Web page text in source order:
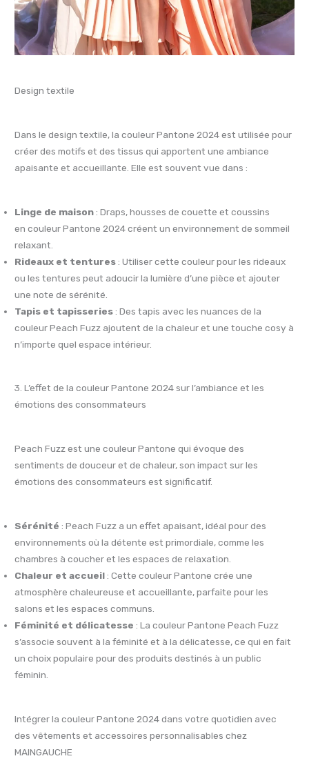
Design textile
Dans le design textile, la couleur Pantone 2024 est utilisée pour
créer des motifs et des tissus qui apportent une ambiance
apaisante et accueillante. Elle est souvent vue dans :
Linge de maison: Draps, housses de couette et coussins
en couleur Pantone 2024 créent un environnement de sommeil
relaxant.
Rideaux et tentures: Utiliser cette couleur pour les rideaux
ou les tentures peut adoucir la lumière d’une pièce et ajouter
une note de sérénité.
Tapis et tapisseries: Des tapis avec les nuances de la
couleur Peach Fuzz ajoutent de la chaleur et une touche cosy à
n’importe quel espace intérieur.
3. L’effet de la couleur Pantone 2024 sur l’ambiance et les
émotions des consommateurs
Peach Fuzz est une couleur Pantone qui évoque des
sentiments de douceur et de chaleur, son impact sur les
émotions des consommateurs est significatif.
Sérénité : Peach Fuzz a un effet apaisant, idéal pour des
environnements où la détente est primordiale, comme les
chambres à coucher et les espaces de relaxation.
Chaleur et accueil: Cette couleur Pantone crée une
atmosphère chaleureuse et accueillante, parfaite pour les
salons et les espaces communs.
Féminité et délicatesse : La couleur Pantone Peach Fuzz
s’associe souvent à la féminité et à la délicatesse, ce qui en fait
un choix populaire pour des produits destinés à un public
féminin.
Intégrer la couleur Pantone 2024 dans votre quotidien avec
des vêtements et accessoires personnalisables chez
MAINGAUCHE